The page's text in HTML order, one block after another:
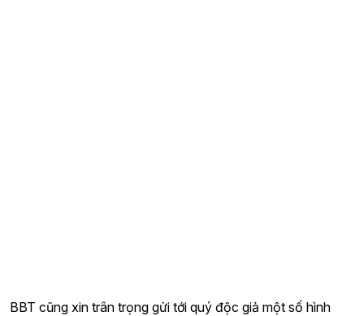
BBT cũng xin trân trọng gửi tới quý độc giả một số hình